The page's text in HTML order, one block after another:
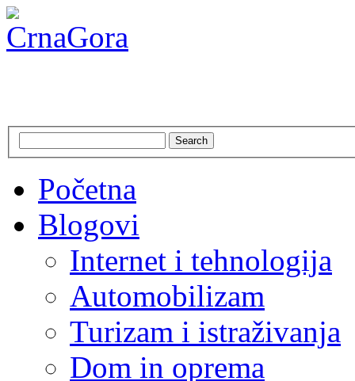
Search
Početna
Blogovi
Internet i tehnologija
Automobilizam
Turizam i istraživanja
Dom in oprema